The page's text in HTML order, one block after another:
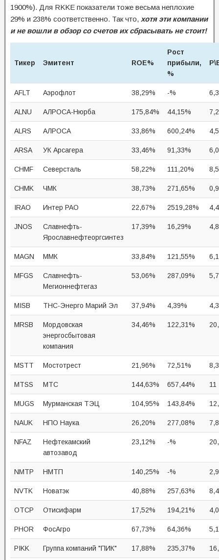
1900%). Для RKKE показатели тоже весьма неплохие
29% и 238% соответственно. Так что, хотя эти компании
и не вошли в обзор со счетов их сбрасывать не стоит!
Тикер Эмитент ROE%
Рост
прибыли,
%
AFLT Аэрофлот 38,29% -%
ALNU АЛРОСА-Нюрба 175,84% 44,15%
ALRS АЛРОСА 33,86% 600,24%
ARSA УК Арсагера 33,46% 91,33%
CHMF Северсталь 58,22% 111,20%
CHMK ЧМК 38,73% 271,65%
IRAO Интер РАО 22,67% 2519,28%
JNOS
Славнефть-
Ярославнефтеоргсинтез
17,39% 16,29%
MAGN ММК 33,84% 121,55%
MFGS
Славнефть-
Мегионнефтегаз
53,06% 287,09%
MISB ТНС-Энерго Марий Эл 37,94% 4,39%
MRSB
Мордовская
энергосбытовая
компания
34,46% 122,31%
MSTT Мостотрест 21,96% 72,51%
MTSS МТС 144,63% 657,44% 11
MUGS Мурманская ТЭЦ 104,95% 143,84%
NAUK НПО Наука 26,20% 277,08%
NFAZ
Нефтекамский
автозавод
23,12% -%
NMTP НМТП 140,25% -%
NVTK Новатэк 40,88% 257,63% 8,4
OTCP Отисифарм 17,52% 194,21%
PHOR ФосАгро 67,73% 64,36%
PIKK Группа компаний "ПИК" 17,88% 235,37%